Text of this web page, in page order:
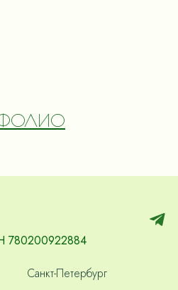
780200922884
Санкт-Петербург